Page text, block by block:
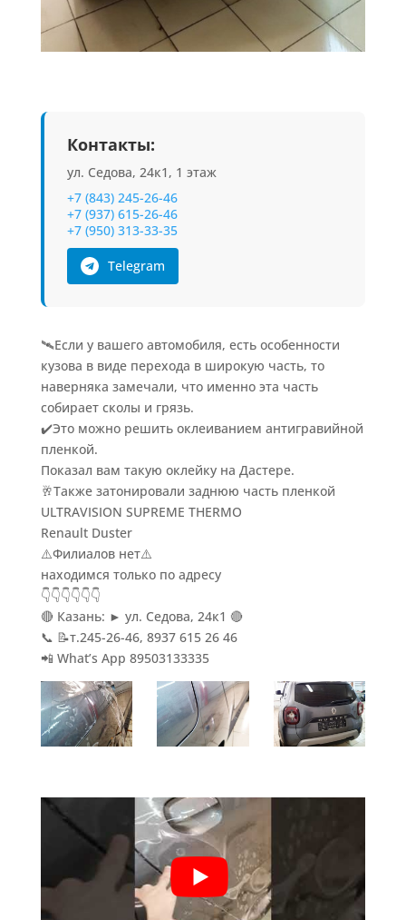
Контакты:
ул. Седова, 24к1, 1 этаж
+7 (843) 245-26-46
+7 (937) 615-26-46
+7 (950) 313-33-35
Telegram
🛰Если у вашего автомобиля, есть особенности
кузова в виде перехода в широкую часть, то
наверняка замечали, что именно эта часть
собирает сколы и грязь.
✔️Это можно решить оклеиванием антигравийной
пленкой.
Показал вам такую оклейку на Дастере.
🥂Также затонировали заднюю часть пленкой
ULTRAVISION SUPREME THERMO
Renault Duster
⚠️Филиалов нет⚠️
находимся только по адресу
👇👇👇👇👇👇
🔴 Казань: ► ул. Седова, 24к1 🔴
📞 📝т.245-26-46, 8937 615 26 46
📲 What’s App 89503133335